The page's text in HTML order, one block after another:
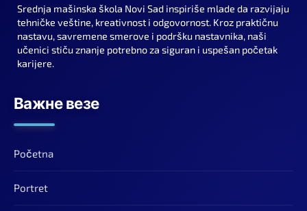
Srednja mašinska škola Novi Sad inspiriše mlade da razvijaju
tehničke veštine, kreativnost i odgovornost. Kroz praktičnu
nastavu, savremene smerove i podršku nastavnika, naši
učenici stiču znanje potrebno za siguran i uspešan početak
karijere.
Важне везе
Početna
Portret